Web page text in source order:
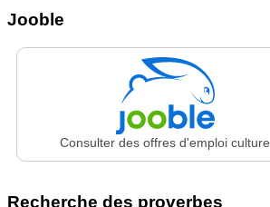
Jooble
Consulter des offres d'emploi culture
Recherche des proverbes